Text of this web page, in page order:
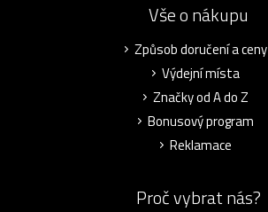
Vše o nákupu
Způsob doručení a ceny
Výdejní místa
Značky od A do Z
Bonusový program
Reklamace
Proč vybrat nás?